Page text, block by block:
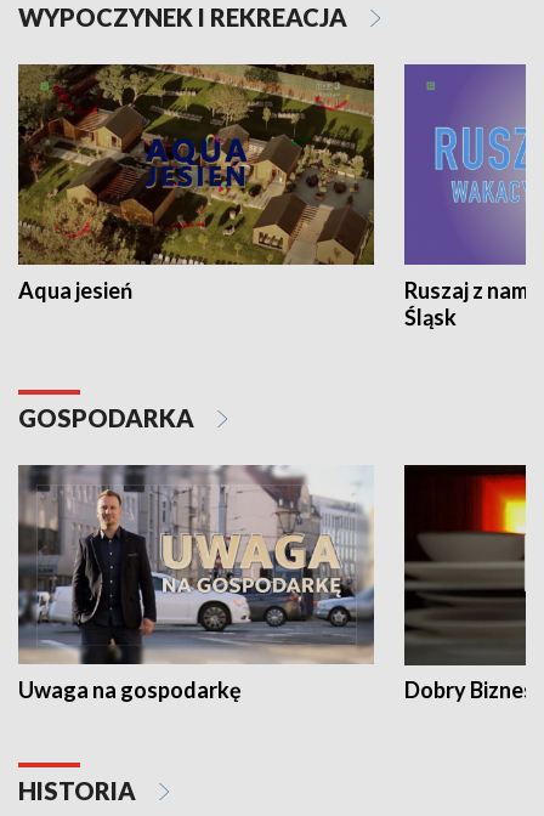
WYPOCZYNEK I REKREACJA
Aqua jesień
Ruszaj z
Śląsk
GOSPODARKA
Uwaga na gospodarkę Dobry Biznes
HISTORIA